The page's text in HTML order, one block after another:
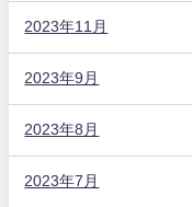
2023年11月
2023年9月
2023年8月
2023年7月